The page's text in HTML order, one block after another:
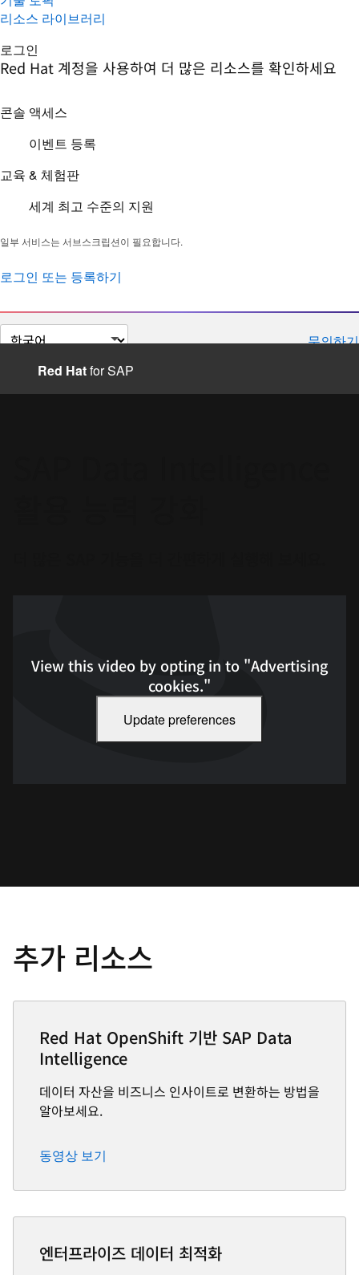
리소스 라이브러리
로그인
Red Hat 계정을 사용하여 더 많은 리소스를 확인하세요
콘솔 액세스
이벤트 등록
교육 & 체험판
세계 최고 수준의 지원
일부 서비스는 서브스크립션이 필요합니다.
로그인 또는 등록하기
페
문의하기
Red Hatfor SAP
View this video by opting in to "Advertising
cookies."
Update preferences
추가 리소스
Red Hat OpenShift 기반 SAP Data
Intelligence
데이터 자산을 비즈니스 인사이트로 변환하는 방법을
알아보세요.
동영상 보기
엔터프라이즈 데이터 최적화